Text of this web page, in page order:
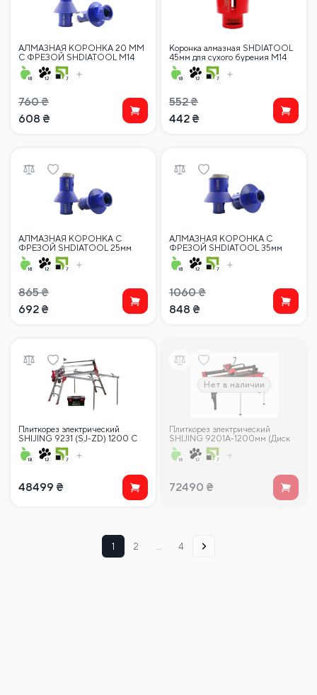
АЛМАЗНАЯ КОРОНКА 20 ММ
С ФРЕЗОЙ SHDIATOOL M14
(угловая шлифовальная машина)
760₴
608 ₴
Коронка алмазная SHDIATOOL
45мм для сухого бурения M14
(углошлифовальных машин)
552₴
442 ₴
АЛМАЗНАЯ КОРОНКА С
ФРЕЗОЙ SHDIATOOL 25мм
M14 (угловая шлифовальная
машина)
865₴
692 ₴
АЛМАЗНАЯ КОРОНКА С
ФРЕЗОЙ SHDIATOOL 35мм
M14 (угловая шлифовальная
машина)
1060₴
848 ₴
Плиткорез электрический
SHIJING 9231 (SJ-ZD) 1200 С
АВТОМАТИКОЙ (мокрорез)
48499 ₴
Нет в наличии
Плиткорез электрический
SHIJING 9201A-1200мм (Диск
200 мм) с ЖК-дисплеем
72490 ₴
1 2 4